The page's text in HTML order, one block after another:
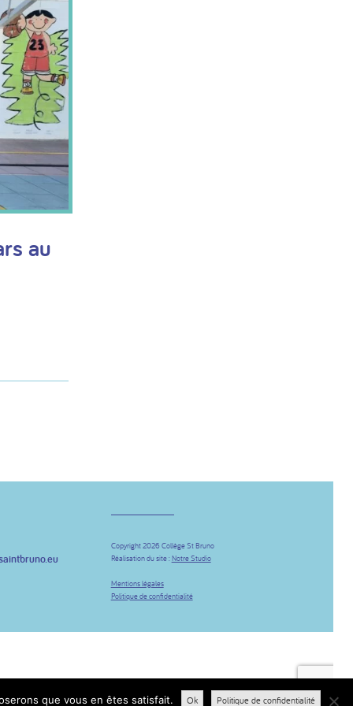
au
Copyright 2026 Collège St Bruno
Réalisation du site : Notre Studio
Mentions légales
Politique de confidentialité
que vous en êtes satisfait. Ok Politique de confidentialité